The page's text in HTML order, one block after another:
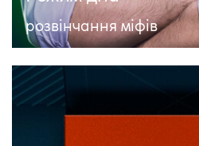
розвінчання міфів